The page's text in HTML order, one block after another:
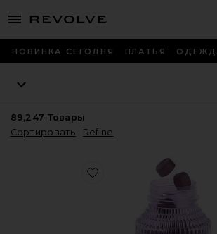
menu - shows more content
НОВИНКА СЕГОДНЯ ПЛАТЬЯ
89,247 Товары
Сортировать
Refine
Favorite ВИТАМИННЫЕ